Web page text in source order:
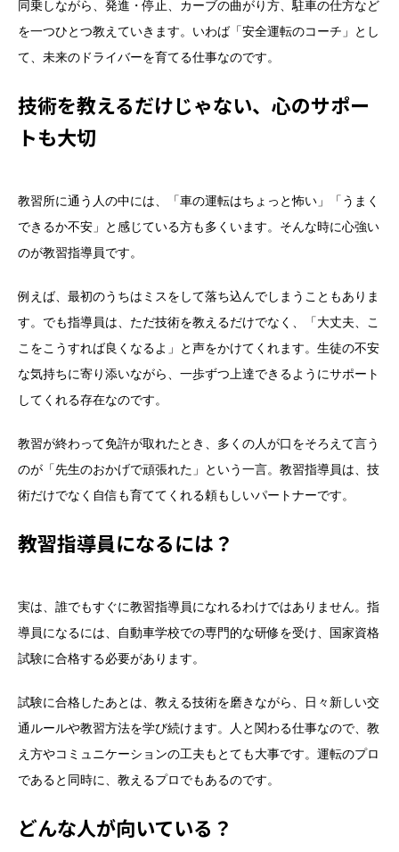
同乗しながら、発進・停止、カーブの曲がり方、駐車の仕方など
を一つひとつ教えていきます。いわば「安全運転のコーチ」とし
て、未来のドライバーを育てる仕事なのです。
技術を教えるだけじゃない、心のサポー
トも大切
教習所に通う人の中には、「車の運転はちょっと怖い」「うまく
できるか不安」と感じている方も多くいます。そんな時に心強い
のが教習指導員です。
例えば、最初のうちはミスをして落ち込んでしまうこともありま
す。でも指導員は、ただ技術を教えるだけでなく、「大丈夫、こ
こをこうすれば良くなるよ」と声をかけてくれます。生徒の不安
な気持ちに寄り添いながら、一歩ずつ上達できるようにサポート
してくれる存在なのです。
教習が終わって免許が取れたとき、多くの人が口をそろえて言う
のが「先生のおかげで頑張れた」という一言。教習指導員は、技
術だけでなく自信も育ててくれる頼もしいパートナーです。
教習指導員になるには？
実は、誰でもすぐに教習指導員になれるわけではありません。指
導員になるには、自動車学校での専門的な研修を受け、国家資格
試験に合格する必要があります。
試験に合格したあとは、教える技術を磨きながら、日々新しい交
通ルールや教習方法を学び続けます。人と関わる仕事なので、教
え方やコミュニケーションの工夫もとても大事です。運転のプロ
であると同時に、教えるプロでもあるのです。
どんな人が向いている？